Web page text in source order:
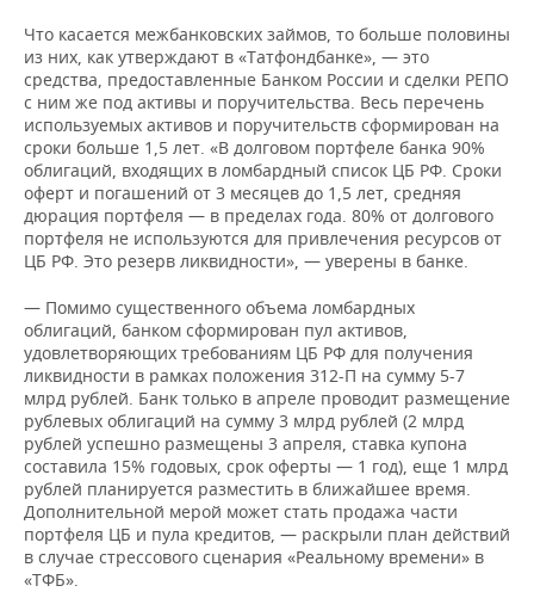
Что касается межбанковских займов, то больше половины
из них, как утверждают в «Татфондбанке», — это
средства, предоставленные Банком России и сделки РЕПО
с ним же под активы и поручительства. Весь перечень
используемых активов и поручительств сформирован на
сроки больше 1,5 лет. «В долговом портфеле банка 90%
облигаций, входящих в ломбардный список ЦБ РФ. Сроки
оферт и погашений от 3 месяцев до 1,5 лет, средняя
дюрация портфеля — в пределах года. 80% от долгового
портфеля не используются для привлечения ресурсов от
ЦБ РФ. Это резерв ликвидности», — уверены в банке.
— Помимо существенного объема ломбардных
облигаций, банком сформирован пул активов,
удовлетворяющих требованиям ЦБ РФ для получения
ликвидности в рамках положения 312-П на сумму 5-7
млрд рублей. Банк только в апреле проводит размещение
рублевых облигаций на сумму 3 млрд рублей (2 млрд
рублей успешно размещены 3 апреля, ставка купона
составила 15% годовых, срок оферты — 1 год), еще 1 млрд
рублей планируется разместить в ближайшее время.
Дополнительной мерой может стать продажа части
портфеля ЦБ и пула кредитов, — раскрыли план действий
в случае стрессового сценария «Реальному времени» в
«ТФБ».